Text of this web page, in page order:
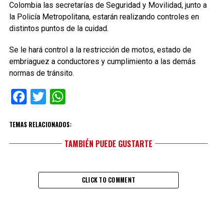
Colombia las secretarías de Seguridad y Movilidad, junto a
la Policía Metropolitana, estarán realizando controles en
distintos puntos de la cuidad.
Se le hará control a la restricción de motos, estado de
embriaguez a conductores y cumplimiento a las demás
normas de tránsito.
Facebook
TwitterWhatsApp
TEMAS RELACIONADOS:
TAMBIÉN PUEDE GUSTARTE
CLICK TO COMMENT